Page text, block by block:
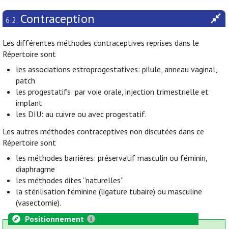
6.2. Contraception
Les différentes méthodes contraceptives reprises dans le
Répertoire sont
les associations estroprogestatives: pilule, anneau vaginal,
patch
les progestatifs: par voie orale, injection trimestrielle et
implant
les DIU: au cuivre ou avec progestatif.
Les autres méthodes contraceptives non discutées dans ce
Répertoire sont
les méthodes barrières: préservatif masculin ou féminin,
diaphragme
les méthodes dites “naturelles”
la stérilisation féminine (ligature tubaire) ou masculine
(vasectomie).
Positionnement